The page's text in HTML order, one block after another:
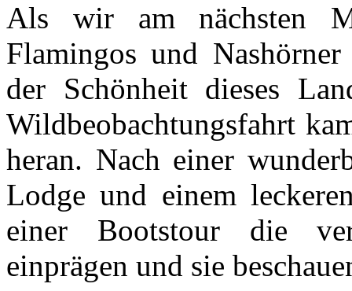
Als wir am nächsten
Flamingos und
der Schönheit dieses
Wildbeobachtungsfahrt
heran. Nach einer
Lodge und einem
einer Bootstour die
einprägen und sie